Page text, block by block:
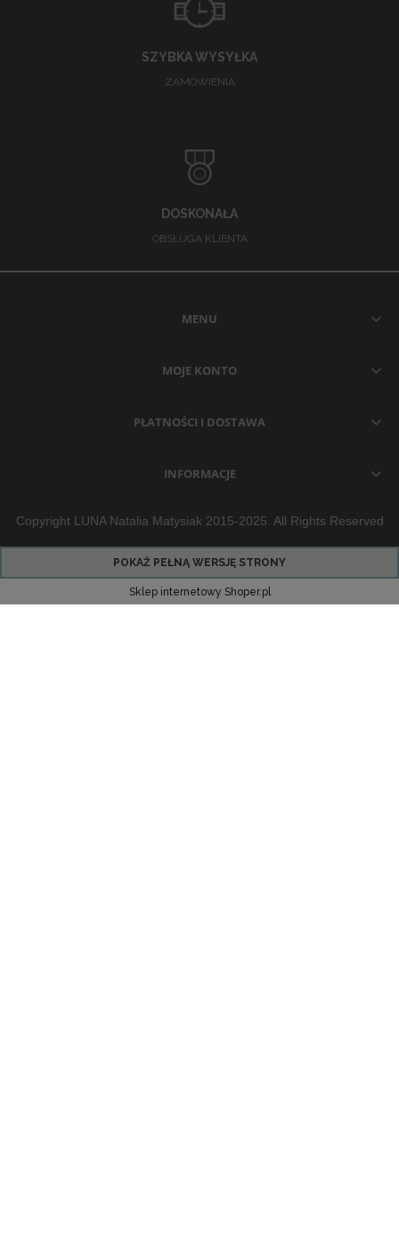
SZYBKA WYSYŁKA
ZAMÓWIENIA
DOSKONAŁA
OBSŁUGA KLIENTA
MENU
MOJE KONTO
PŁATNOŚCI I DOSTAWA
INFORMACJE
Copyright LUNA Natalia Matysiak 2015-2025. All Rights Reserved
POKAŻ PEŁNĄ WERSJĘ STRONY
Sklep internetowy Shoper.pl